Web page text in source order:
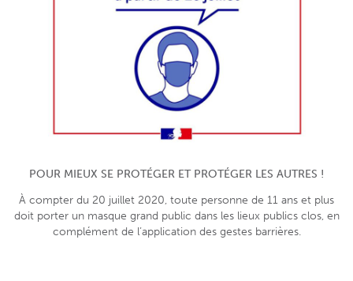
POUR MIEUX SE PROTÉGER ET PROTÉGER LES AUTRES !
À compter du 20 juillet 2020, toute personne de 11 ans et plus
doit porter un masque grand public dans les lieux publics clos, en
complément de l’application des gestes barrières.